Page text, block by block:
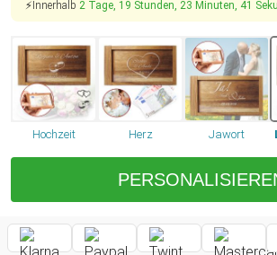
⚡Innerhalb 2 Tage, 19 Stunden, 23 Minuten, 40
Hochzeit Herz Jawort